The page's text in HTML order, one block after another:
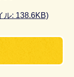
ル: 138.6KB)